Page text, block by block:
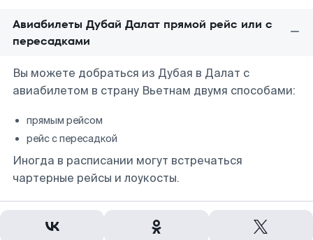
Авиабилеты Дубай Далат прямой рейс или с
пересадками
Вы можете добраться из Дубая в Далат с
авиабилетом в страну Вьетнам двумя способами:
прямым рейсом
рейс с пересадкой
Иногда в расписании могут встречаться
чартерные рейсы и лоукосты.